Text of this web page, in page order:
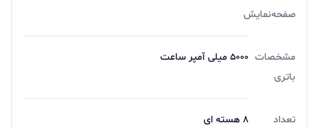
صفحه‌نمایش
مشخصات
باتری
5000 میلی آمپر ساعت
تعداد
8 هسته ای